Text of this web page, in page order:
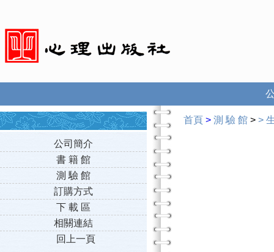
公司簡介
書 籍 館
測 驗 館
訂購方式
下 載 區
相關連結
回上一頁
首頁 > 測 驗 館 > >